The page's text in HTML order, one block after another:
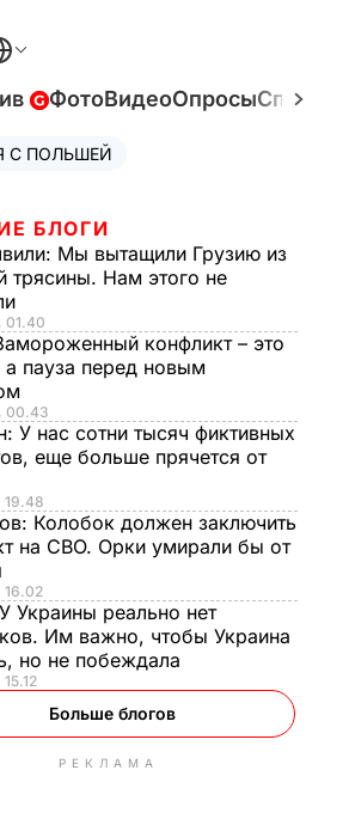
ФотоВидеоОпросы
С ПОЛЬШЕЙ
БЛОГИ
Мы вытащили Грузию из
трясины. Нам этого не
01.40
конфликт – это
пауза перед новым
00.43
У нас сотни тысяч фиктивных
еще больше прячется от
19.48
Колобок должен заключить
на СВО. Орки умирали бы от
16.02
У Украины реально нет
Им важно, чтобы Украина
но не побеждала
Больше блогов
РЕКЛАМА